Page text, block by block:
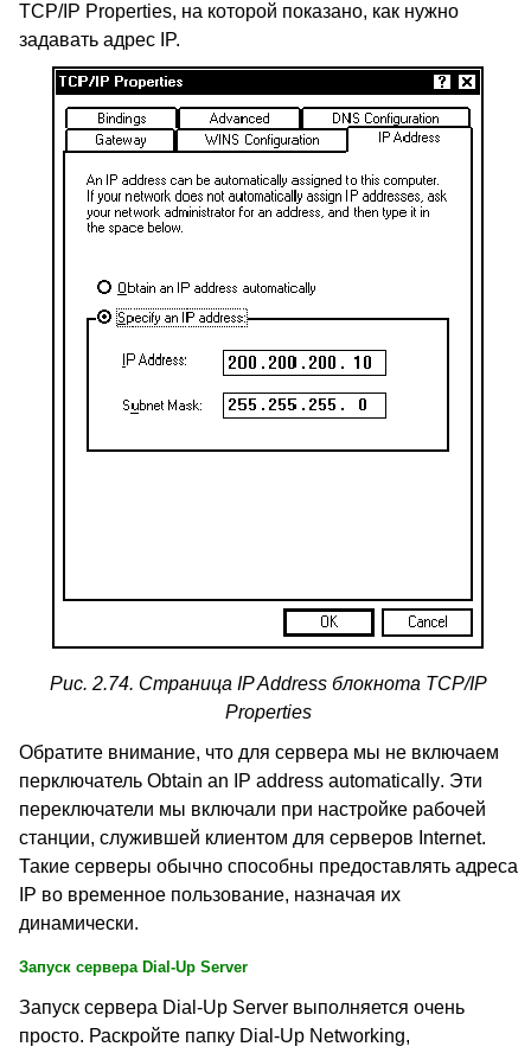
TCP/IP Properties, на которой показано, как нужно
задавать адрес IP.
Рис. 2.74. Страница IP Address блокнота TCP/IP
Properties
Обратите внимание, что для сервера мы не включаем
перключатель Obtain an IP address automatically. Эти
переключатели мы включали при настройке рабочей
станции, служившей клиентом для серверов Internet.
Такие серверы обычно способны предоставлять адреса
IP во временное пользование, назначая их
динамически.
Запуск сервера Dial-Up Server
Запуск сервера Dial-Up Server выполняется очень
просто. Раскройте папку Dial-Up Networking,